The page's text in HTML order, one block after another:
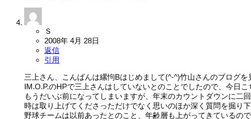
Ｓ
2008年 4月 28日
返信
引用
三上さん、こんばんは縲怐Bはじめまして(^-^)竹山さんのブログ
IM.O.P.のHPで三上さんはしていないとのことでしたので、今日
もうだいぶ前になってしまいますが、年末のカウントダウンに二
時は取り上げてくださっただけでなく思いのほか深く質問を掘り
野球チームは以前あったとのこと、年齢層も上がってきている